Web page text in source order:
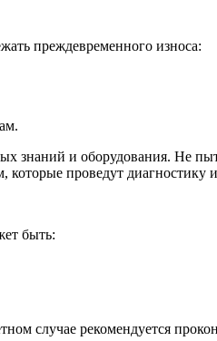
преждевременного износа:
знаний и оборудования. Не
проведут диагностику
быть:
случае рекомендуется